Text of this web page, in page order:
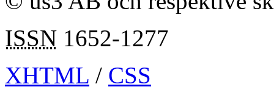
ISSN 1652-1277
XHTML / CSS